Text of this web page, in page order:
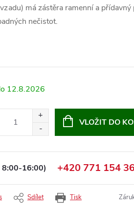
má zástěra ramenní a přídavný
nečistot.
12.8.2026
VLOŽIT DO
8:00-16:00) +420 771 154
Tisk
Sdílet